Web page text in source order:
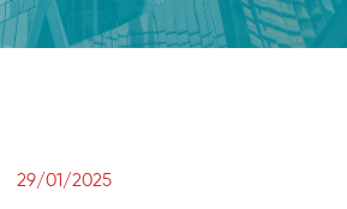
29/01/2025